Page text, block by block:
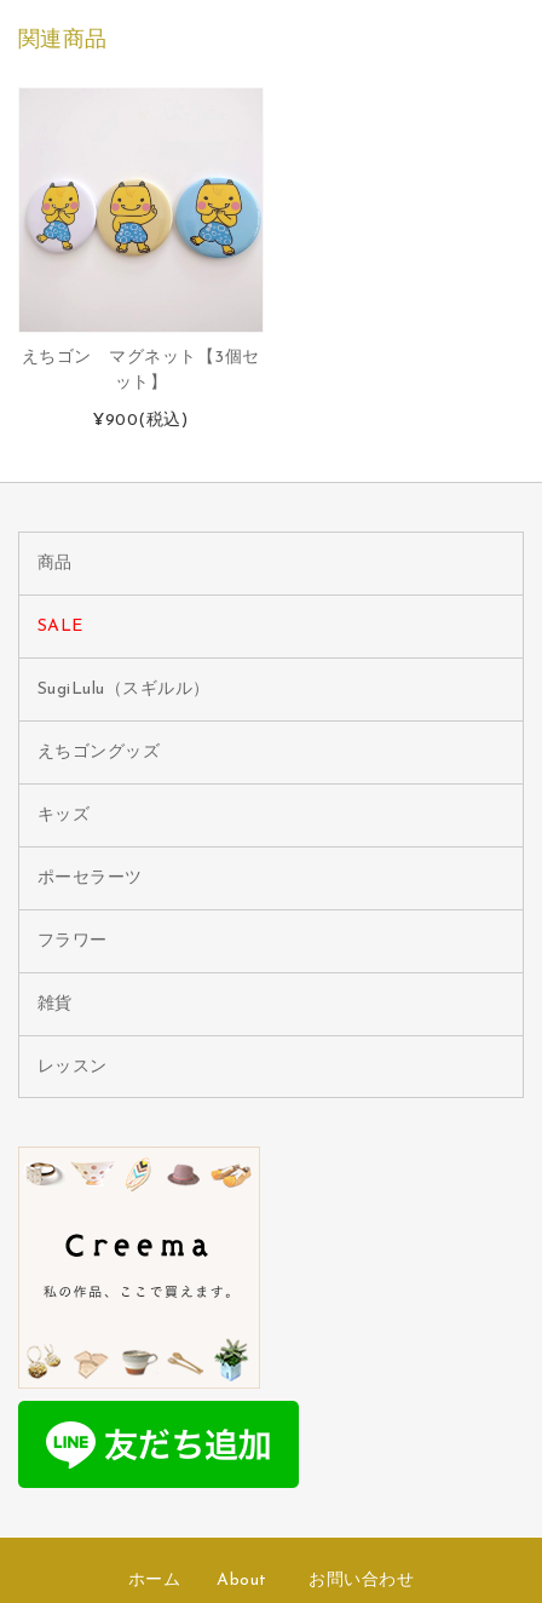
関連商品
えちゴン マグネット【3個セ
ット】
¥900(税込)
商品
SALE
SugiLulu（スギルル）
えちゴングッズ
キッズ
ポーセラーツ
フラワー
雑貨
レッスン
ホーム About お問い合わせ